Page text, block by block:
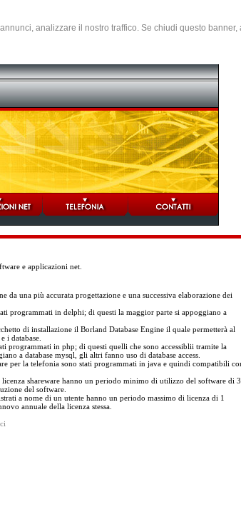
analizzare il nostro traffico. Se chiudi questo banner,
e applicazioni net.
da una più accurata progettazione e una successiva elaborazione dei
programmati in delphi; di questi la maggior parte si appoggiano a
di installazione il Borland Database Engine il quale permetterà al
i database.
programmati in php; di questi quelli che sono accessiblii tramite la
a database mysql, gli altri fanno uso di database access.
per la telefonia sono stati programmati in java e quindi compatibili
shareware hanno un periodo minimo di utilizzo del software di 3
del software.
a nome di un utente hanno un periodo massimo di licenza di 1
annuale della licenza stessa.